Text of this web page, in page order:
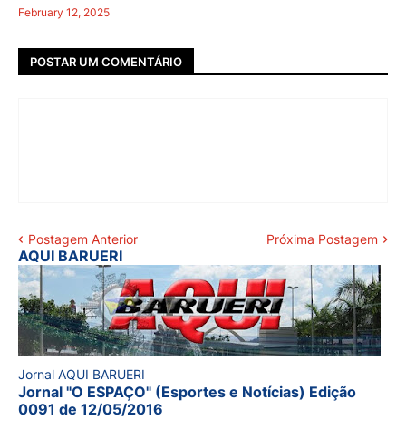
February 12, 2025
POSTAR UM COMENTÁRIO
Postagem Anterior Próxima Postagem
AQUI BARUERI
Jornal AQUI BARUERI
Jornal "O ESPAÇO" (Esportes e Notícias) Edição
0091 de 12/05/2016